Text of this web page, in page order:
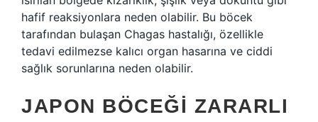
hafif reaksiyonlara neden olabilir. Bu böcek
tarafından bulaşan Chagas hastalığı, özellikle
tedavi edilmezse kalıcı organ hasarına ve ciddi
sağlık sorunlarına neden olabilir.
JAPON BÖCEĞI ZARARLI